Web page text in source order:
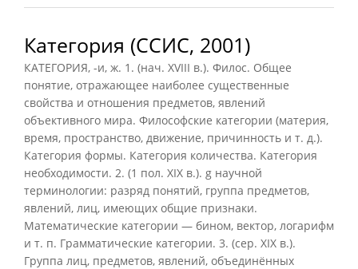
Категория (ССИС, 2001)
КАТЕГОРИЯ, -и, ж. 1. (нач. XVIII в.). Филос. Общее
понятие, отражающее наиболее существенные
свойства и отношения предметов, явлений
объективного мира. Философские категории (материя,
время, пространство, движение, причинность и т. д.).
Категория формы. Категория количества. Категория
необходимости. 2. (1 пол. XIX в.). g научной
терминологии: разряд понятий, группа предметов,
явлений, лиц, имеющих общие признаки.
Математические категории — бином, вектор, логарифм
и т. п. Грамматические категории. 3. (сер. XIX в.).
Группа лиц, предметов, явлений, объединённых